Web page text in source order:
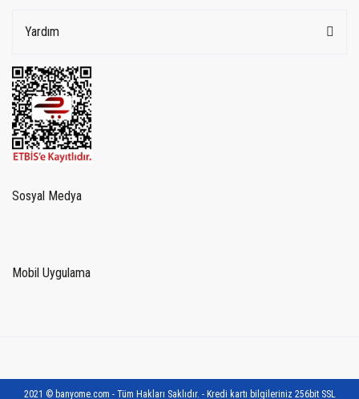
Yardım
Sosyal Medya
Mobil Uygulama
2021 © banyome.com - Tüm Hakları Saklıdır. - Kredi kartı bilgileriniz 256bit SSL